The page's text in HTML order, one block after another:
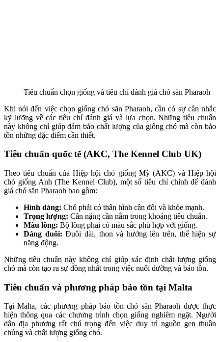
Tiêu chuẩn chọn giống và tiêu chí đánh giá chó săn Pharaoh
Khi nói đến việc chọn giống chó săn Pharaoh, cần có sự cân nhắc
kỹ lưỡng về các tiêu chí đánh giá và lựa chọn. Những tiêu chuẩn
này không chỉ giúp đảm bảo chất lượng của giống chó mà còn bảo
tồn những đặc điểm cần thiết.
Tiêu chuẩn quốc tế (AKC, The Kennel Club UK)
Theo tiêu chuẩn của Hiệp hội chó giống Mỹ (AKC) và Hiệp hội
chó giống Anh (The Kennel Club), một số tiêu chí chính để đánh
giá chó săn Pharaoh bao gồm:
Hình dáng: Chó phải có thân hình cân đối và khỏe mạnh.
Trọng lượng: Cân nặng cần nằm trong khoảng tiêu chuẩn.
Màu lông: Bộ lông phải có màu sắc phù hợp với giống.
Dáng đuôi: Đuôi dài, thon và hướng lên trên, thể hiện sự
năng động.
Những tiêu chuẩn này không chỉ giúp xác định chất lượng giống
chó mà còn tạo ra sự đồng nhất trong việc nuôi dưỡng và bảo tồn.
Tiêu chuẩn và phương pháp bảo tồn tại Malta
Tại Malta, các phương pháp bảo tồn chó săn Pharaoh được thực
hiện thông qua các chương trình chọn giống nghiêm ngặt. Người
dân địa phương rất chú trọng đến việc duy trì nguồn gen thuần
chủng và chất lượng giống chó.